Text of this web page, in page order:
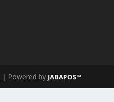
| Powered by JABAPOS™